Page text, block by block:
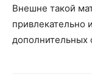
Внешне такой
привлекательно
дополнительных